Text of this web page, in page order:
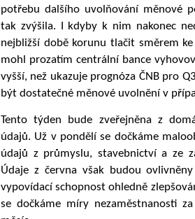
potřebu dalšího uvolňování měnové
tak zvýšila. I kdyby k nim nakonec
nejbližší době korunu tlačit směrem
mohl prozatím centrální bance
vyšší, než ukazuje prognóza ČNB pro
být dostatečné měnové uvolnění v
Tento týden bude zveřejněna z
údajů. Už v pondělí se dočkáme
údajů z průmyslu, stavebnictví a ze
Údaje z června však budou
vypovídací schopnost ohledně
se dočkáme míry nezaměstnanosti